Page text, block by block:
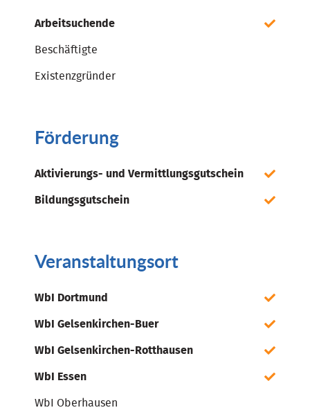
Arbeitsuchende
Beschäftigte
Existenzgründer
Förderung
Aktivierungs- und Vermittlungsgutschein
Bildungsgutschein
Veranstaltungsort
WbI Dortmund
WbI Gelsenkirchen-Buer
WbI Gelsenkirchen-Rotthausen
WbI Essen
WbI Oberhausen